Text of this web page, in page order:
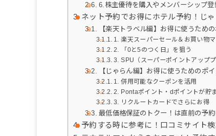
6.株主優待を購入やメンバーシップ登
ネット予約でお得にホテル予約！じ
【楽天トラベル編】お得に使うため
1. 楽天スーパーセール＆お買い物
2. 「0と5のつく日」を狙う
3. SPU（スーパーポイントアップ
【じゃらん編】お得に使うためのポ
1. 併用可能なクーポンを活用
2. Pontaポイント・dポイントが貯
3. リクルートカードでさらにお得
最低価格保証のトクー！は直前の予約
予約する時に参考に！口コミサイト検